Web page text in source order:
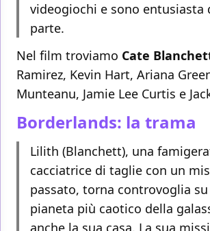
videogiochi e sono entusiasta
parte.
Nel film troviamo Cate
Ramirez, Kevin Hart, Ariana
Munteanu, Jamie Lee Curtis e
Borderlands: la trama
Lilith (Blanchett), una
cacciatrice di taglie con un
passato, torna controvoglia
pianeta più caotico della